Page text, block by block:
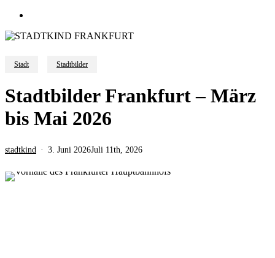
Stadt Stadtbilder
Stadtbilder Frankfurt – März
bis Mai 2026
stadtkind 3. Juni 2026Juli 11th, 2026